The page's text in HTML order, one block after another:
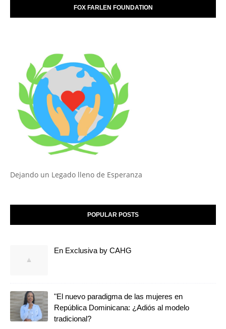
FOX FARLEN FOUNDATION
Dejando un Legado lleno de Esperanza
POPULAR POSTS
En Exclusiva by CAHG
"El nuevo paradigma de las mujeres en
República Dominicana: ¿Adiós al modelo
tradicional?